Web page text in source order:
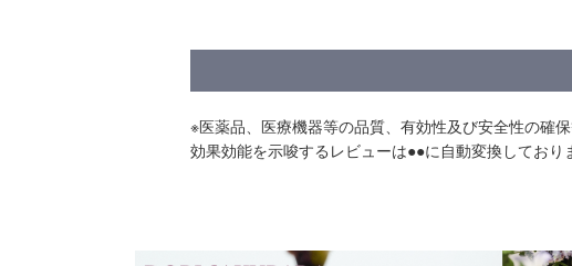
※医薬品、医療機器等の品質、有効性及び安全性の確
効果効能を示唆するレビューは●●に自動変換しており